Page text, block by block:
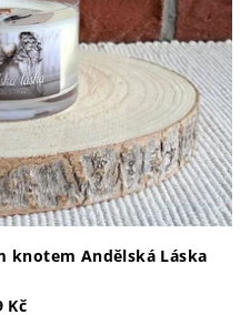
knotem Andělská Láska
Kč